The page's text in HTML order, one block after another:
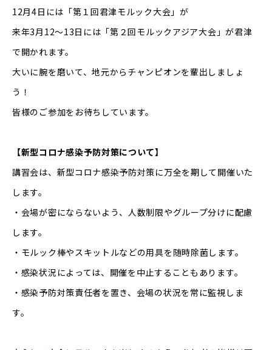
12月4日には「第１回君津モルック大会」が
来年3月12〜13日には「第２回モルックアジア大会」が君津
で開かれます。
大いに腕を磨いて、地元からチャンピオンを輩出しましょ
う！
皆様のご参加をお待ちしています。
【新型コロナ感染予防対策について】
講習会は、新型コロナ感染予防対策に万全を期して開催いた
します。
・会場が密にならないよう、人数制限やグループ分けに配慮
します。
・モルック棒やスキットルなどの用具を随時除菌します。
・感染状況によっては、開催を中止することもあります。
・感染予防対策責任者を置き、会場の状況を常に監視しま
す。